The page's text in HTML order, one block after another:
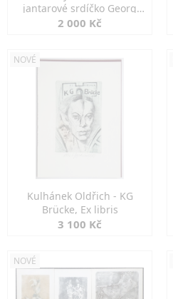
jantarové srdíčko Georg
Kramer
2 000 Kč
NOVÉ
Kulhánek Oldřich - KG
Brücke, Ex libris
3 100 Kč
NOVÉ